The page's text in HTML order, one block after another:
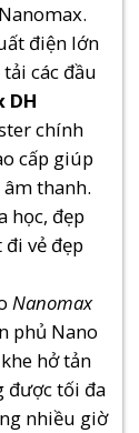
điện lớn
các đầu
DH
chính
cấp giúp
thanh.
học, đẹp
vẻ đẹp
Nanomax
phủ Nano
hở tản
được tối đa
nhiều giờ